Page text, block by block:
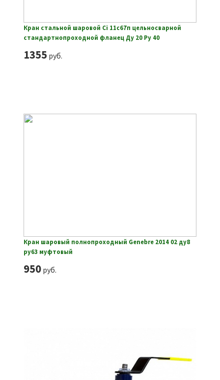
Кран стальной шаровой Ci 11с67п цельносварной
стандартнопроходной фланец Ду 20 Ру 40
1355 руб.
Кран шаровый полнопроходный Genebre 2014 02 ду8
ру63 муфтовый
950руб.